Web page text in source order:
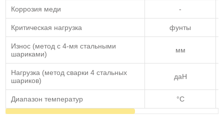
Коррозия меди -
Критическая нагрузка фунты
Износ (метод с 4-мя стальными
шариками)
мм
Нагрузка (метод сварки 4 стальных
шариков)
даН
Диапазон температур °C